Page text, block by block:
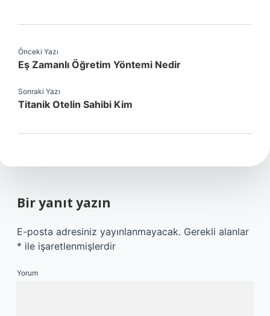
Önceki Yazı
Eş Zamanlı Öğretim Yöntemi Nedir
Sonraki Yazı
Titanik Otelin Sahibi Kim
Bir yanıt yazın
E-posta adresiniz yayınlanmayacak. Gerekli alanlar
* ile işaretlenmişlerdir
Yorum